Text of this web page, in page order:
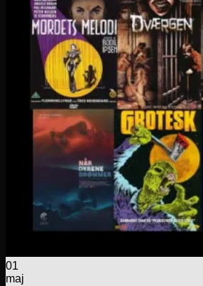
01
maj